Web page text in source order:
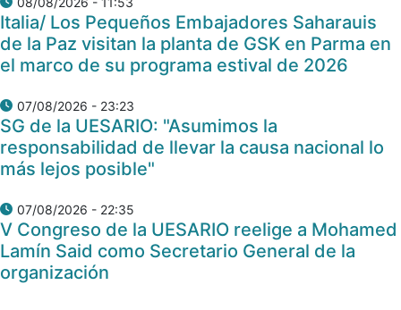
Italia/ Los Pequeños Embajadores Saharauis
de la Paz visitan la planta de GSK en Parma en
el marco de su programa estival de 2026
07/08/2026 - 23:23
SG de la UESARIO: "Asumimos la
responsabilidad de llevar la causa nacional lo
más lejos posible"
07/08/2026 - 22:35
V Congreso de la UESARIO reelige a Mohamed
Lamín Said como Secretario General de la
organización